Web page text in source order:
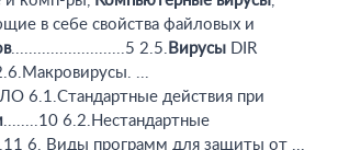
в себе свойства файловых и
..........................5 2.5. Вирусы DIR
...
действия при
........10 6.2.Нестандартные
6. Виды программ для защиты от ...